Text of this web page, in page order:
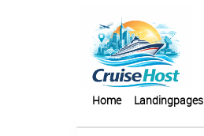
Home Landingpages